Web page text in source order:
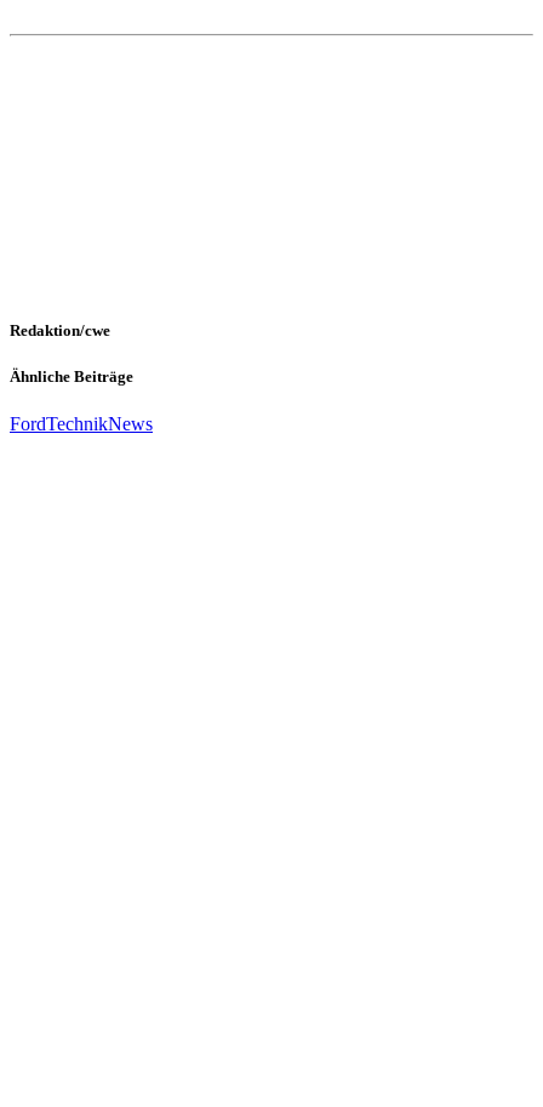
Redaktion/cwe
Ähnliche Beiträge
FordTechnikNews